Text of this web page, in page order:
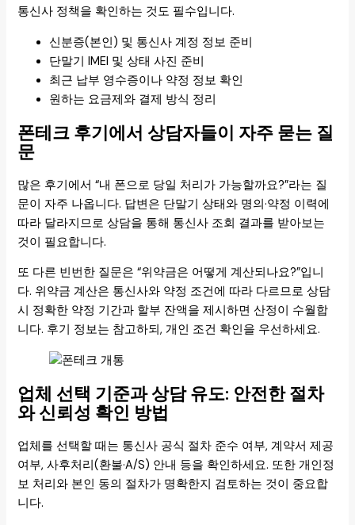
통신사 정책을 확인하는 것도 필수입니다.
신분증(본인) 및 통신사 계정 정보 준비
단말기 IMEI 및 상태 사진 준비
최근 납부 영수증이나 약정 정보 확인
원하는 요금제와 결제 방식 정리
폰테크 후기에서 상담자들이 자주 묻는 질
문
많은 후기에서 “내 폰으로 당일 처리가 가능할까요?”라는 질
문이 자주 나옵니다. 답변은 단말기 상태와 명의·약정 이력에
따라 달라지므로 상담을 통해 통신사 조회 결과를 받아보는
것이 필요합니다.
또 다른 빈번한 질문은 “위약금은 어떻게 계산되나요?”입니
다. 위약금 계산은 통신사와 약정 조건에 따라 다르므로 상담
시 정확한 약정 기간과 할부 잔액을 제시하면 산정이 수월합
니다. 후기 정보는 참고하되, 개인 조건 확인을 우선하세요.
업체 선택 기준과 상담 유도: 안전한 절차
와 신뢰성 확인 방법
업체를 선택할 때는 통신사 공식 절차 준수 여부, 계약서 제공
여부, 사후처리(환불·A/S) 안내 등을 확인하세요. 또한 개인정
보 처리와 본인 동의 절차가 명확한지 검토하는 것이 중요합
니다.